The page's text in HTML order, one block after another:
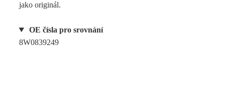
jako originál.
OE čísla pro srovnání
8W0839249